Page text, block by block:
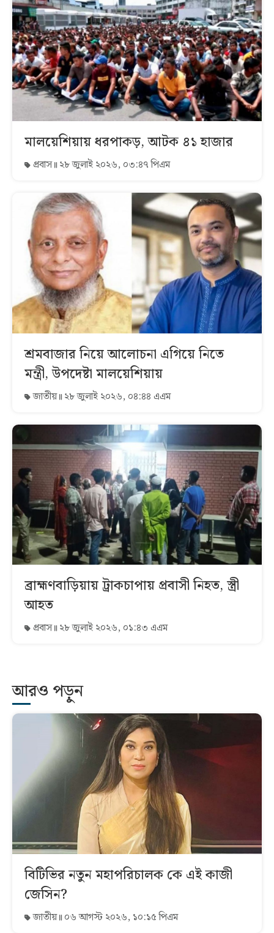
মালয়েশিয়ায় ধরপাকড়, আটক ৪১ হাজার
প্রবাস ২৮ জুলাই ২০২৬, ০৩:৪৭ পিএম
শ্রমবাজার নিয়ে আলোচনা এগিয়ে নিতে
মন্ত্রী, উপদেষ্টা মালয়েশিয়ায়
জাতীয় ২৮ জুলাই ২০২৬, ০৪:৪৪ এএম
ব্রাহ্মণবাড়িয়ায় ট্রাকচাপায় প্রবাসী নিহত, স্ত্রী
আহত
প্রবাস ২৮ জুলাই ২০২৬, ০১:৪৩ এএম
আরও পড়ুন
বিটিভির নতুন মহাপরিচালক কে এই কাজী
জেসিন?
জাতীয় ০৬ আগস্ট ২০২৬, ১০:১৫ পিএম